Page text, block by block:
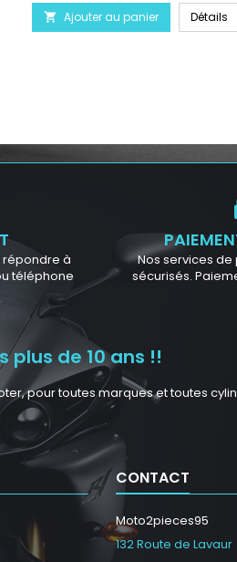
 Ajouter au panier Détails
répondre à
téléphone
Nos services de
sécurisés.
de 10 ans !!
pour toutes marques et toutes
CONTACT
Moto2pieces95
132 Route de Lavaur